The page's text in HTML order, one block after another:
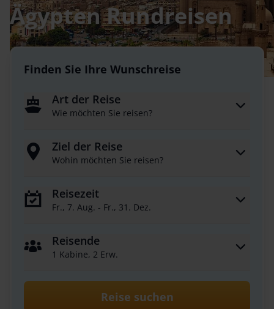
Ägypten Rundreisen
Finden Sie Ihre Wunschreise
Art der Reise
Wie möchten Sie reisen?
Ziel der Reise
Wohin möchten Sie reisen?
Reisezeit
Fr., 7. Aug. - Fr., 31. Dez.
Reisende
1 Kabine, 2 Erw.
Reise suchen